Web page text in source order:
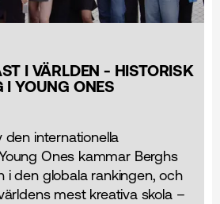
I VÄRLDEN - HISTORISK
I YOUNG ONES
den internationella
Ones kammar Berghs
i den globala rankingen, och
mest kreativa skola –